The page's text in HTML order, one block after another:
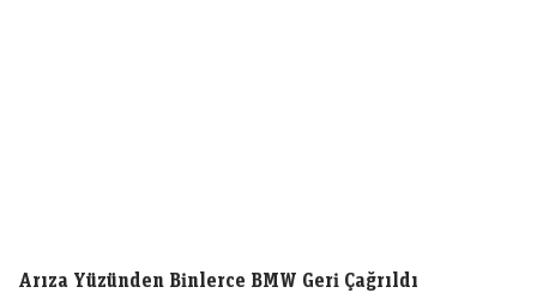
Arıza Yüzünden Binlerce BMW Geri Çağrıldı